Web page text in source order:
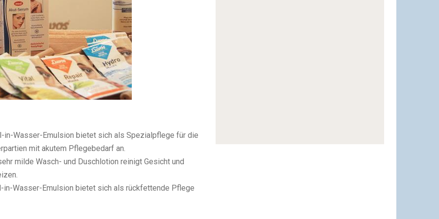
in-Wasser-Emulsion bietet sich als Spezialpflege für die
mit akutem Pflegebedarf an.
milde Wasch- und Duschlotion reinigt Gesicht und
in-Wasser-Emulsion bietet sich als rückfettende Pflege